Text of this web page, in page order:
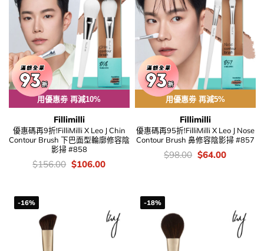
用優惠劵 再減10%
Fillimilli
優惠碼再9折!FilliMilli X Leo J Chin
Contour Brush 下巴面型輪廓修容陰
影掃 #858
價
$156.00 Original
$106.00Current
用優惠劵 再減5%
Fillimilli
優惠碼再95折!FilliMilli X Leo J Nose
Contour Brush 鼻修容陰影掃 #857
價
$98.00 Original
$64.00Current
-16% -18%